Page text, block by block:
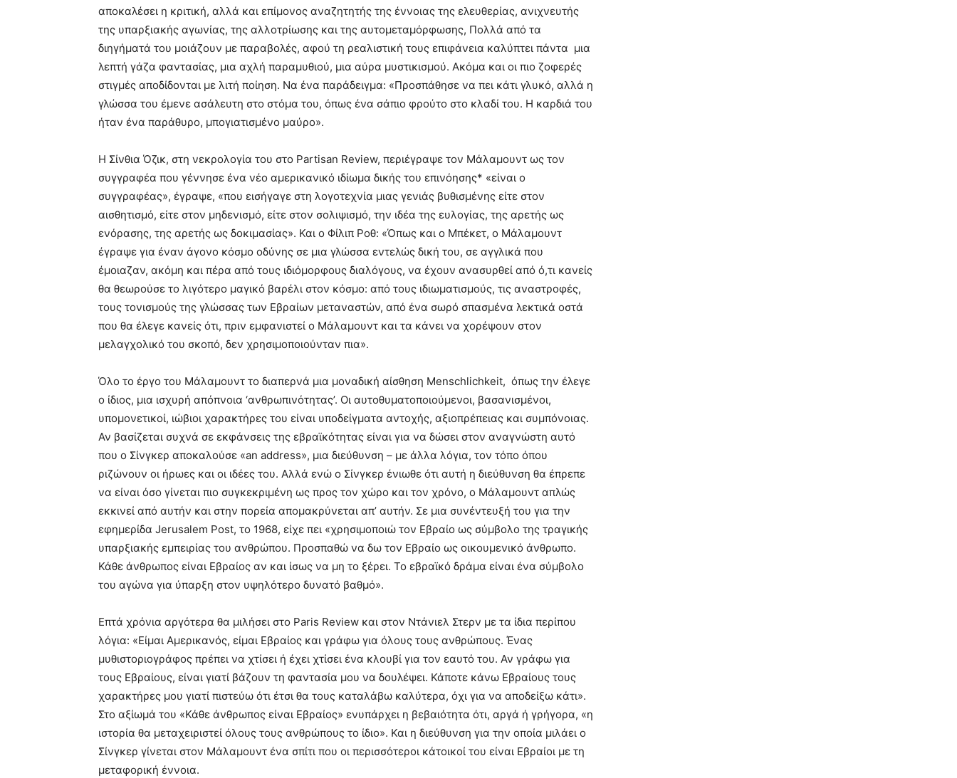
αποκαλέσει η κριτική, αλλά και επίμονος αναζητητής της έννοιας της ελευθερίας, ανιχνευτής
της υπαρξιακής αγωνίας, της αλλοτρίωσης και της αυτομεταμόρφωσης, Πολλά από τα
διηγήματά του μοιάζουν με παραβολές, αφού τη ρεαλιστική τους επιφάνεια καλύπτει πάντα μια
λεπτή γάζα φαντασίας, μια αχλή παραμυθιού, μια αύρα μυστικισμού. Ακόμα και οι πιο ζοφερές
στιγμές αποδίδονται με λιτή ποίηση. Να ένα παράδειγμα: «Προσπάθησε να πει κάτι γλυκό, αλλά η
γλώσσα του έμενε ασάλευτη στο στόμα του, όπως ένα σάπιο φρούτο στο κλαδί του. Η καρδιά του
ήταν ένα παράθυρο, μπογιατισμένο μαύρο».
Η Σίνθια Όζικ, στη νεκρολογία του στο Partisan Review, περιέγραψε τον Μάλαμουντ ως τον
συγγραφέα που γέννησε ένα νέο αμερικανικό ιδίωμα δικής του επινόησης* «είναι ο
συγγραφέας», έγραψε, «που εισήγαγε στη λογοτεχνία μιας γενιάς βυθισμένης είτε στον
αισθητισμό, είτε στον μηδενισμό, είτε στον σολιψισμό, την ιδέα της ευλογίας, της αρετής ως
ενόρασης, της αρετής ως δοκιμασίας». Και ο Φίλιπ Ροθ: «Όπως και ο Μπέκετ, ο Μάλαμουντ
έγραψε για έναν άγονο κόσμο οδύνης σε μια γλώσσα εντελώς δική του, σε αγγλικά που
έμοιαζαν, ακόμη και πέρα από τους ιδιόμορφους διαλόγους, να έχουν ανασυρθεί από ό,τι κανείς
θα θεωρούσε το λιγότερο μαγικό βαρέλι στον κόσμο: από τους ιδιωματισμούς, τις αναστροφές,
τους τονισμούς της γλώσσας των Εβραίων μεταναστών, από ένα σωρό σπασμένα λεκτικά οστά
που θα έλεγε κανείς ότι, πριν εμφανιστεί ο Μάλαμουντ και τα κάνει να χορέψουν στον
μελαγχολικό του σκοπό, δεν χρησιμοποιούνταν πια».
Όλο το έργο του Μάλαμουντ το διαπερνά μια μοναδική αίσθηση Menschlichkeit, όπως την έλεγε
ο ίδιος, μια ισχυρή απόπνοια ‘ανθρωπινότητας’. Οι αυτοθυματοποιούμενοι, βασανισμένοι,
υπομονετικοί, ιώβιοι χαρακτήρες του είναι υποδείγματα αντοχής, αξιοπρέπειας και συμπόνοιας.
Αν βασίζεται συχνά σε εκφάνσεις της εβραϊκότητας είναι για να δώσει στον αναγνώστη αυτό
που ο Σίνγκερ αποκαλούσε «an address», μια διεύθυνση – με άλλα λόγια, τον τόπο όπου
ριζώνουν οι ήρωες και οι ιδέες του. Αλλά ενώ ο Σίνγκερ ένιωθε ότι αυτή η διεύθυνση θα έπρεπε
να είναι όσο γίνεται πιο συγκεκριμένη ως προς τον χώρο και τον χρόνο, ο Μάλαμουντ απλώς
εκκινεί από αυτήν και στην πορεία απομακρύνεται απ’ αυτήν. Σε μια συνέντευξή του για την
εφημερίδα Jerusalem Post, το 1968, είχε πει «χρησιμοποιώ τον Εβραίο ως σύμβολο της τραγικής
υπαρξιακής εμπειρίας του ανθρώπου. Προσπαθώ να δω τον Εβραίο ως οικουμενικό άνθρωπο.
Κάθε άνθρωπος είναι Εβραίος αν και ίσως να μη το ξέρει. Το εβραϊκό δράμα είναι ένα σύμβολο
του αγώνα για ύπαρξη στον υψηλότερο δυνατό βαθμό».
Επτά χρόνια αργότερα θα μιλήσει στο Paris Review και στον Ντάνιελ Στερν με τα ίδια περίπου
λόγια: «Είμαι Αμερικανός, είμαι Εβραίος και γράφω για όλους τους ανθρώπους. Ένας
μυθιστοριογράφος πρέπει να χτίσει ή έχει χτίσει ένα κλουβί για τον εαυτό του. Αν γράφω για
τους Εβραίους, είναι γιατί βάζουν τη φαντασία μου να δουλέψει. Κάποτε κάνω Εβραίους τους
χαρακτήρες μου γιατί πιστεύω ότι έτσι θα τους καταλάβω καλύτερα, όχι για να αποδείξω κάτι».
Στο αξίωμά του «Κάθε άνθρωπος είναι Εβραίος» ενυπάρχει η βεβαιότητα ότι, αργά ή γρήγορα, «η
ιστορία θα μεταχειριστεί όλους τους ανθρώπους το ίδιο». Και η διεύθυνση για την οποία μιλάει ο
Σίνγκερ γίνεται στον Μάλαμουντ ένα σπίτι που οι περισσότεροι κάτοικοί του είναι Εβραίοι με τη
μεταφορική έννοια.